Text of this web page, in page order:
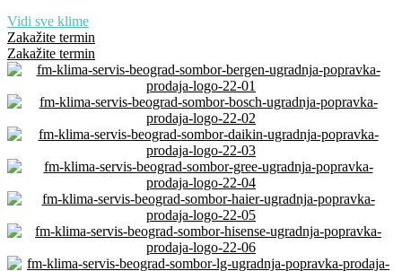
Vidi sve klime
Zakažite termin
Zakažite termin